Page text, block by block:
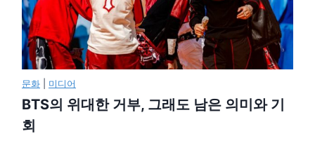
문화 미디어
BTS의 위대한 거부, 그래도 남은 의미와 기
회